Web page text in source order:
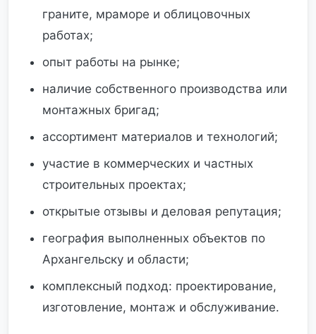
граните, мраморе и облицовочных
работах;
опыт работы на рынке;
наличие собственного производства или
монтажных бригад;
ассортимент материалов и технологий;
участие в коммерческих и частных
строительных проектах;
открытые отзывы и деловая репутация;
география выполненных объектов по
Архангельску и области;
комплексный подход: проектирование,
изготовление, монтаж и обслуживание.